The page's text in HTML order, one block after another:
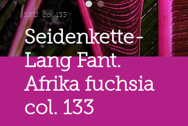
SKU: col. 133
Seidenkette-
Lang Fant.
Afrika fuchsia
col. 133